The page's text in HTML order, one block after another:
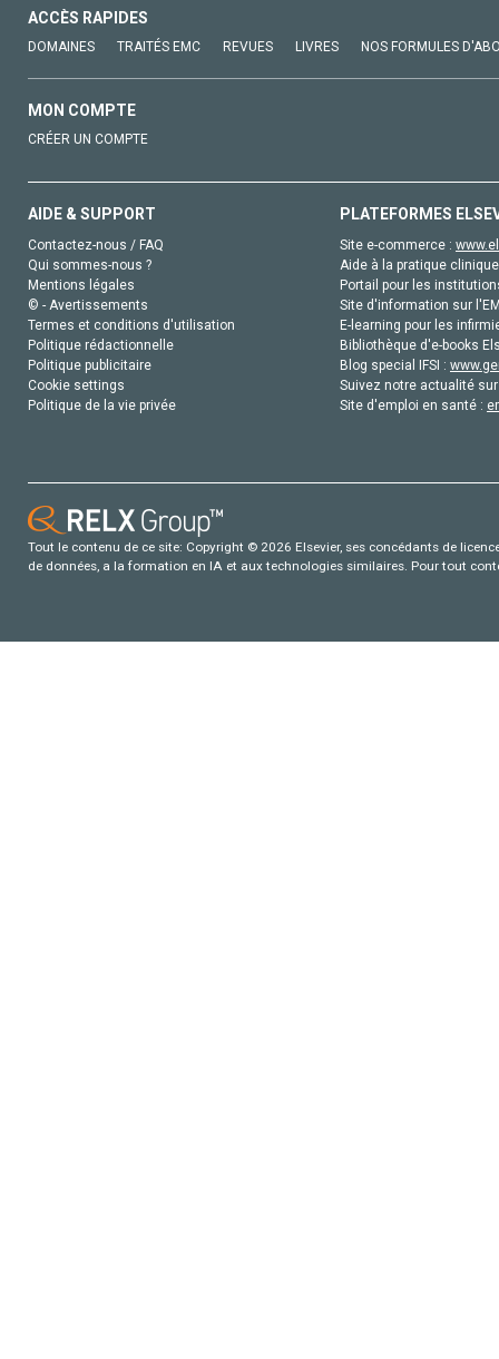
ACCÈS RAPIDES
DOMAINES TRAITÉS EMC REVUES LIVRES NOS FORMULES
MON COMPTE
CRÉER UN COMPTE
AIDE & SUPPORT
Contactez-nous / FAQ
Qui sommes-nous ?
Mentions légales
© - Avertissements
Termes et conditions d'utilisation
Politique rédactionnelle
Politique publicitaire
Cookie settings
Politique de la vie privée
PLATEFORMES
Site e-commerce :
Aide à la pratique
Portail pour les
Site d'information sur
E-learning pour les
Bibliothèque d'e-books
Blog special IFSI :
Suivez notre actualité
Site d'emploi en santé :
Tout le contenu de ce site: Copyright © 2026 Elsevier, ses concédants de
de données, a la formation en IA et aux technologies similaires. Pour tout